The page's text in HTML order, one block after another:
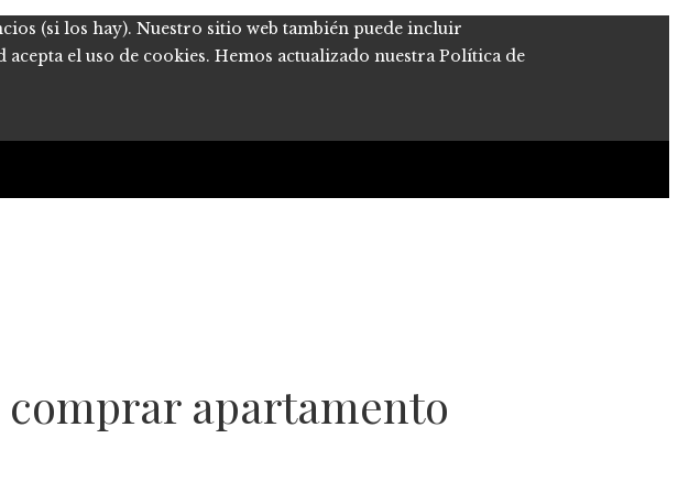
(si los hay). Nuestro sitio web también puede incluir
el uso de cookies. Hemos actualizado nuestra Política de
comprar apartamento